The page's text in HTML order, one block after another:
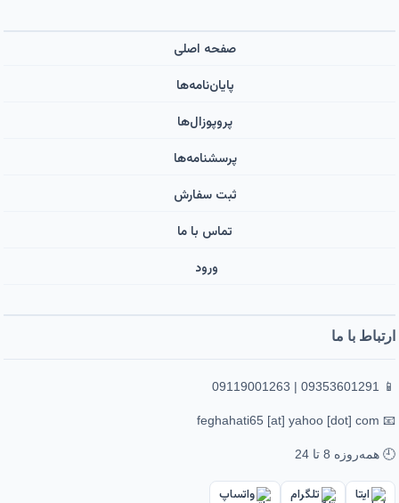
صفحه اصلی
پایان‌نامه‌ها
پروپوزال‌ها
پرسشنامه‌ها
ثبت سفارش
تماس با ما
ورود ‌
ارتباط با ما
📱 09353601291 | 09119001263
📧 feghahati65 [at] yahoo [dot] com
🕘 همه‌روزه 8 تا 24
ایتا تلگرام واتساپ